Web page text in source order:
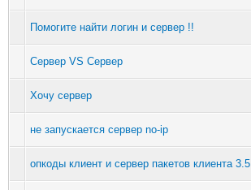
Помогите найти логин и сервер !!
Сервер VS Сервер
Хочу сервер
не запускается сервер no-ip
опкоды клиент и сервер пакетов клиента 3.5